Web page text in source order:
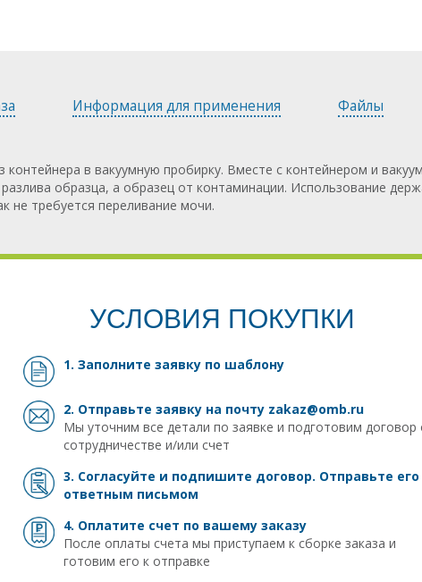
Информация для применения Файлы
в вакуумную пробирку. Вместе с контейнером и
образца, а образец от контаминации. Использование
не требуется переливание мочи.
УСЛОВИЯ ПОКУПКИ
1. Заполните заявку по шаблону
2. Отправьте заявку на почту zakaz@omb.ru
Мы уточним все детали по заявке и подготовим договор
сотрудничестве и/или счет
3. Согласуйте и подпишите договор. Отправьте его
ответным письмом
4. Оплатите счет по вашему заказу
После оплаты счета мы приступаем к сборке заказа и
готовим его к отправке